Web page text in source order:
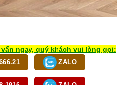
vấn ngay, quý khách vui lòng gọi:
ZALO